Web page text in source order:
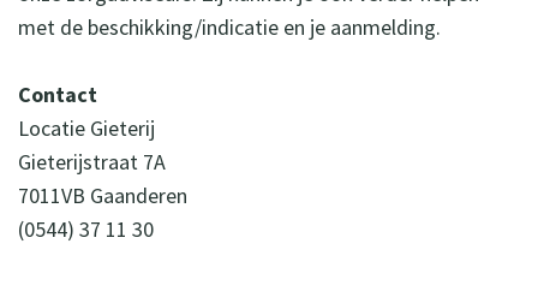
met de beschikking/indicatie en je aanmelding.
Contact
Locatie Gieterij
Gieterijstraat 7A
7011VB Gaanderen
(0544) 37 11 30